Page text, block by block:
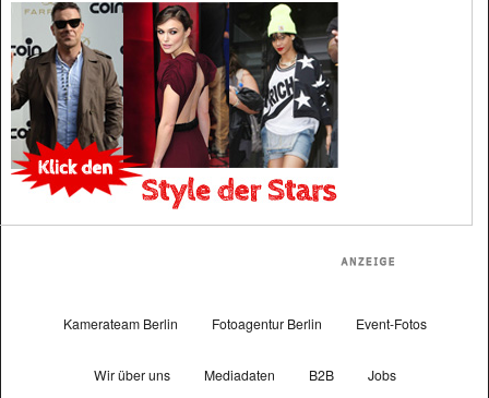
Kamerateam Berlin Fotoagentur Berlin Event-Fotos
Wir über uns Mediadaten B2B Jobs